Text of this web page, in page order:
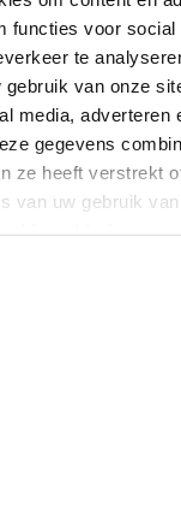
functies voor social
te
gebruik van onze
media, adverteren
gegevens
ze heeft verstrekt
van uw gebruik van
la meilleure
permanence notre
nouvelles solutions
et innovations
sur les organisations
et de revenus, leurs
leurs activités et
de véritables fans.